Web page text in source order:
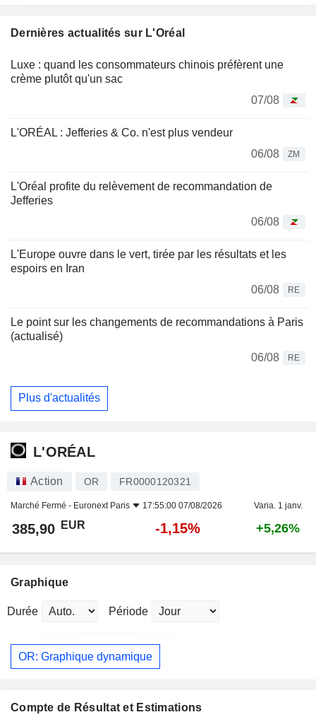
Dernières actualités sur L'Oréal
Luxe : quand les consommateurs chinois préfèrent une
crème plutôt qu'un sac
07/08
L'ORÉAL : Jefferies & Co. n'est plus vendeur
06/08
ZM
L'Oréal profite du relèvement de recommandation de
Jefferies
06/08
L'Europe ouvre dans le vert, tirée par les résultats et les
espoirs en Iran
06/08
RE
Le point sur les changements de recommandations à Paris
(actualisé)
06/08
RE
Plus d'actualités
L'ORÉAL
Action OR FR0000120321
Marché Fermé - Euronext Paris 17:55:00 07/08/2026 Varia. 1 janv.
385,90 EUR -1,15% +5,26%
Graphique
Durée Période
OR: Graphique dynamique
Compte de Résultat et Estimations